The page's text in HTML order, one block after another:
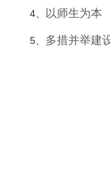
4、 以师生为本
5、 多措并举建